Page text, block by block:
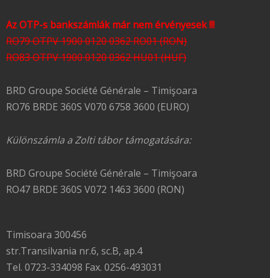
Az OTP-s bankszámlák már nem érvényesek !!!
RO79 OTPV 1900 0120 0362 RO01 (RON)
RO83 OTPV 1900 0120 0362 HU01 (HUF)
BRD Groupe Société Générale – Timişoara
RO76 BRDE 360S V070 6758 3600 (EURO)
Különszámla a Zolti tábor támogatására:
BRD Groupe Société Générale – Timişoara
RO47 BRDE 360S V072 1463 3600 (RON)
Timisoara 300456
str.Transilvania nr.6, sc.B, ap.4
Tel. 0723-334098 Fax. 0256-493031